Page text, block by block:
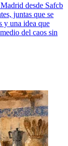
desde Safcb
juntas que se
y una idea que
del caos sin